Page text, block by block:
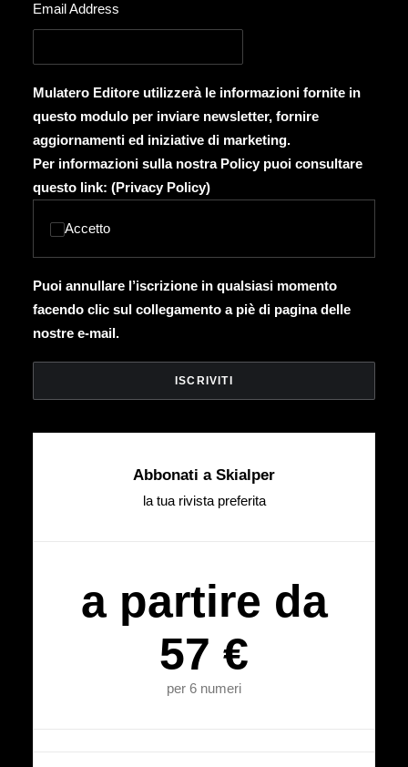
Email Address
Mulatero Editore utilizzerà le informazioni fornite in
questo modulo per inviare newsletter, fornire
aggiornamenti ed iniziative di marketing.
Per informazioni sulla nostra Policy puoi consultare
questo link: (Privacy Policy)
Accetto
Puoi annullare l’iscrizione in qualsiasi momento
facendo clic sul collegamento a piè di pagina delle
nostre e-mail.
Abbonati a Skialper
la tua rivista preferita
a partire da
57 €
per 6 numeri